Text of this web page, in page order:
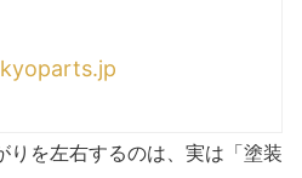
りを左右するのは、実は「塗装